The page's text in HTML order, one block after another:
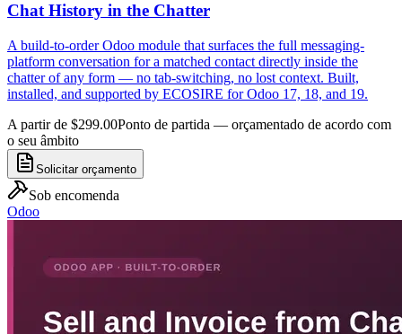
Chat History in the Chatter
A build-to-order Odoo module that surfaces the full messaging-
platform conversation for a matched contact directly inside the
chatter of any form — no tab-switching, no lost context. Built,
installed, and supported by ECOSIRE for Odoo 17, 18, and 19.
A partir de $299.00Ponto de partida — orçamentado de acordo com
o seu âmbito
Solicitar orçamento
Sob encomenda
Odoo